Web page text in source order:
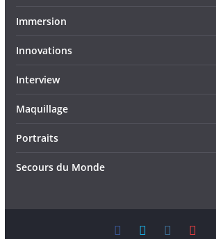
Immersion
Innovations
Interview
Maquillage
Portraits
Secours du Monde